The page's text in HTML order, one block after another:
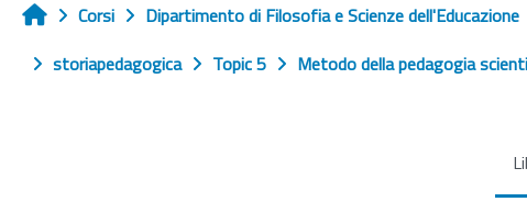
Home
Corsi Dipartimento di Filosofia e Scienze dell'Educazione
storiapedagogica
Topic 5 Metodo della pedagogia